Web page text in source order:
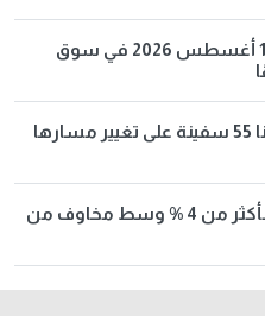
أسعار الأسماك اليوم الاثنين 10 أغسطس 2026 في سوق
القيادة المركزية الأمريكية: أجبرنا 55 سفينة على تغيير مسارها
العقود الآجلة لخام برنت ترتفع بأكثر من 4 % وسط مخاوف من